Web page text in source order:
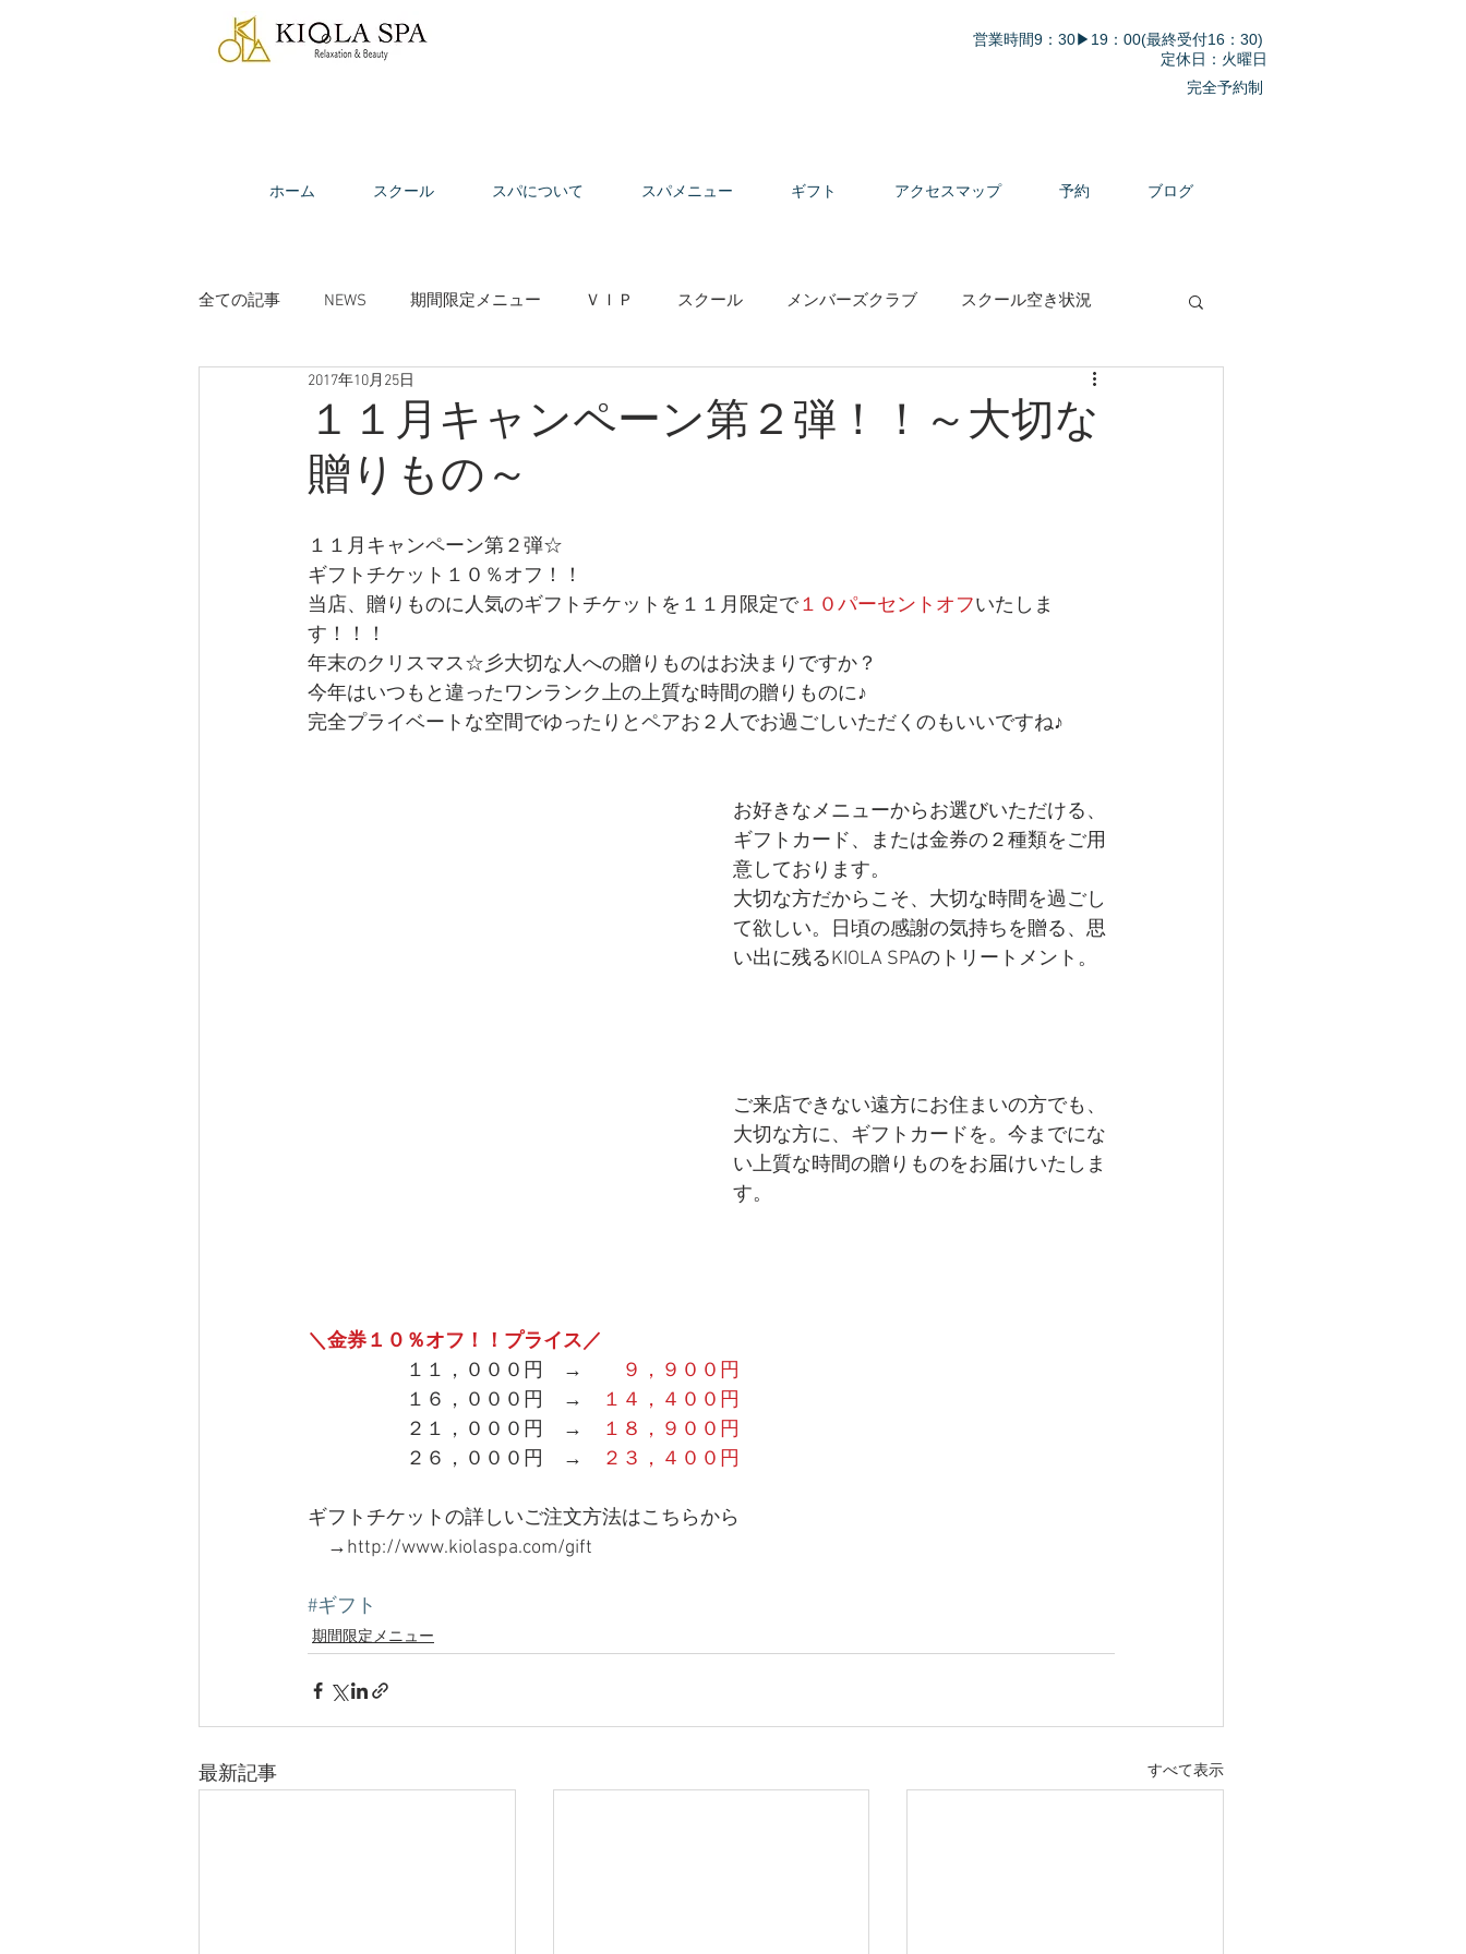
営業時間9：30▶19：00(最終受付16：30)
定休日：火曜日
完全予約制
ホーム スクール スパについて スパメニュー ギフト アクセスマップ 予約 ブログ
全ての記事 NEWS 期間限定メニュー ＶＩＰ スクール メンバーズクラブ スクール空き状況
ビューティーコラム
１１月キャンペーン第２弾！！～大切な
贈りもの～
2017年10月25日
１１月キャンペーン第２弾☆
ギフトチケット１０％オフ！！
当店、贈りものに人気のギフトチケットを１１月限定で１０パーセントオフいたしま
す！！！
年末のクリスマス☆彡大切な人への贈りものはお決まりですか？
今年はいつもと違ったワンランク上の上質な時間の贈りものに♪
完全プライベートな空間でゆったりとペアお２人でお過ごしいただくのもいいですね♪
お好きなメニューからお選びいただける、
ギフトカード、または金券の２種類をご用
意しております。
大切な方だからこそ、大切な時間を過ごし
て欲しい。日頃の感謝の気持ちを贈る、思
い出に残るKIOLA SPAのトリートメント。
ご来店できない遠方にお住まいの方でも、
大切な方に、ギフトカードを。今までにな
い上質な時間の贈りものをお届けいたしま
す。
＼金券１０％オフ！！プライス／
１１，０００円　→
９，９００円
１６，０００円　→
１４，４００円
２１，０００円　→
１８，９００円
２６，０００円　→
２３，４００円
ギフトチケットの詳しいご注文方法はこちらから
→http://www.kiolaspa.com/gift
#ギフト
期間限定メニュー
最新記事 すべて表示